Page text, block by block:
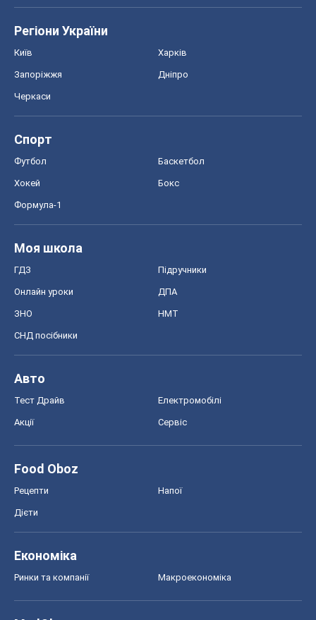
Регіони України
Київ Харків
Запоріжжя Дніпро
Черкаси
Спорт
Футбол Баскетбол
Хокей Бокс
Формула-1
Моя школа
ГДЗ Підручники
Онлайн уроки ДПА
ЗНО НМТ
СНД посібники
Авто
Тест Драйв Електромобілі
Акції Сервіс
Food Oboz
Рецепти Напої
Дієти
Економіка
Ринки та компанії Макроекономіка